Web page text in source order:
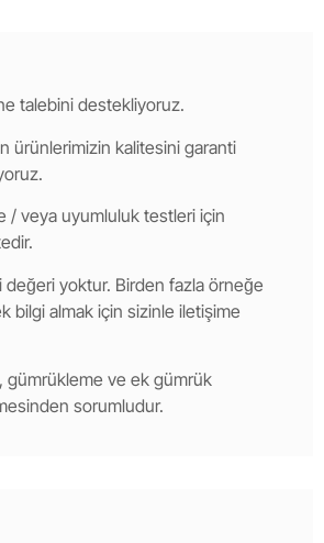
talebini destekliyoruz.
ürünlerimizin kalitesini garanti
/ veya uyumluluk testleri için
değeri yoktur. Birden fazla örneğe
bilgi almak için sizinle iletişime
gümrükleme ve ek gümrük
sorumludur.